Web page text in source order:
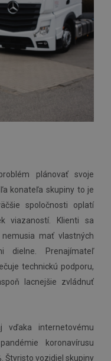
plánovať svoje
konateľa skupiny to je
spoločnosti oplatí
viazaností. Klienti sa
mať vlastných
dielne. Prenajímateľ
technickú podporu,
lacnejšie zvládnuť
vďaka internetovému
koronavírusu
Štyristo vozidiel skupiny